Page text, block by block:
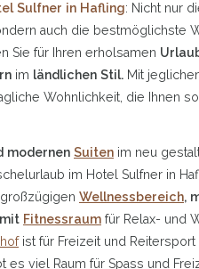
Sulfner in Hafling: Nicht nur
auch die bestmöglichste
Sie für Ihren erholsamen
im ländlichen Stil. Mit
Wohnlichkeit, die Ihnen
modernen Suiten im neu
im Hotel Sulfner in
Wellnessbereich,
Fitnessraum für Relax- und
ist für Freizeit und
es viel Raum für Spass und